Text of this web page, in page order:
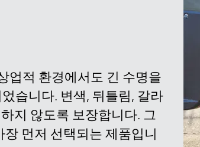
업적 환경에서도 긴 수명을
습니다. 변색, 뒤틀림, 갈라
지 않도록 보장합니다. 그
먼저 선택되는 제품입니